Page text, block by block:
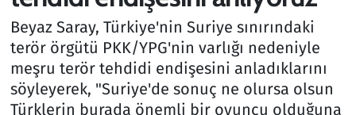
Beyaz Saray, Türkiye'nin Suriye sınırındaki
terör örgütü PKK/YPG'nin varlığı nedeniyle
meşru terör tehdidi endişesini anladıklarını
söyleyerek, "Suriye'de sonuç ne olursa olsun
Türklerin burada önemli bir oyuncu olduğuna
Lezzet Durağı
Memur ve Kamu